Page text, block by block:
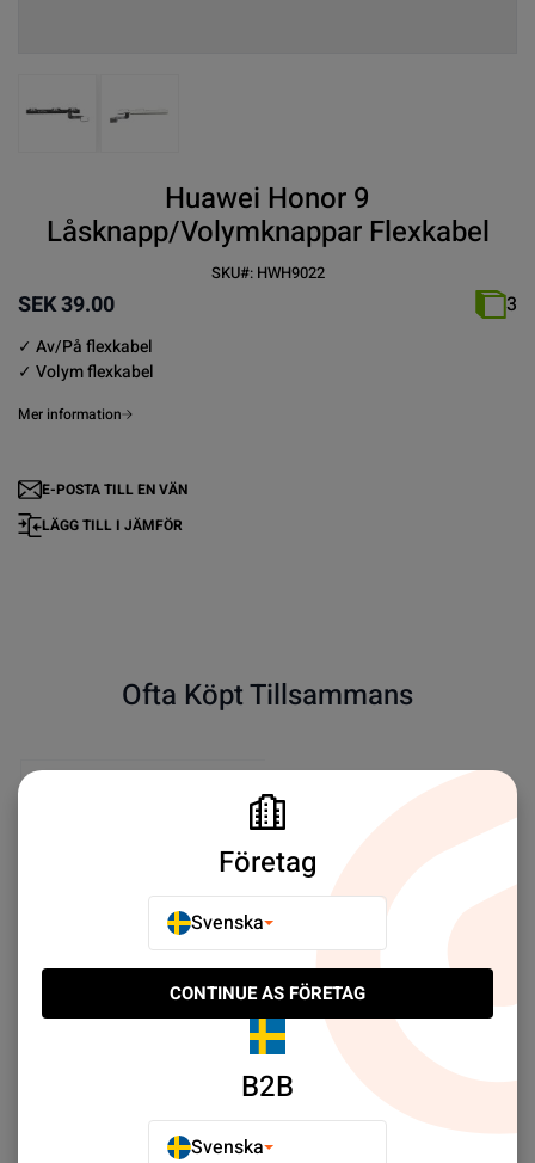
Huawei Honor 9
Låsknapp/Volymknappar Flexkabel
SKU#: HWH9022
SEK 39.00 3
✓ Av/På flexkabel
✓ Volym flexkabel
Mer information
E-POSTA TILL EN VÄN
LÄGG TILL I JÄMFÖR
Ofta Köpt Tillsammans
Huawei Honor 9 Bakre
Kamera
Köp nu
Företag
Svenska
CONTINUE AS FÖRETAG
B2B
Svenska